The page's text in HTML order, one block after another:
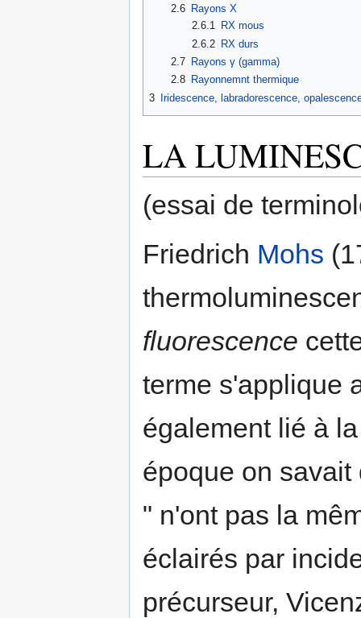
2.6
Rayons X
2.6.1 RX mous
2.6.2 RX durs
2.7
Rayons γ (gamma)
2.8
Rayonnemnt thermique
3 Iridescence, labradorescence,
LA
(essai de
Friedrich Mohs
fluorescence
terme s'applique
également lié à
époque on
" n'ont pas la
éclairés par
précurseur,